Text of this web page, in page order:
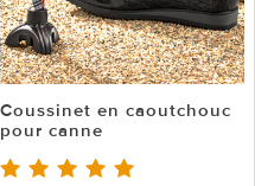
Coussinet en caoutchouc
pour canne